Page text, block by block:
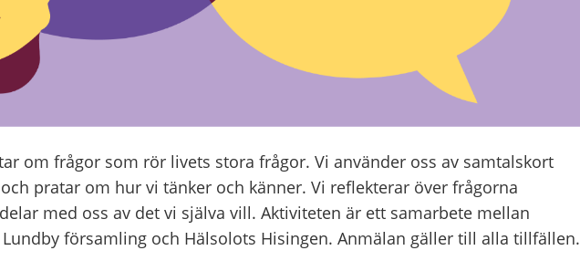
om frågor som rör livets stora frågor. Vi använder oss av samtalskort
pratar om hur vi tänker och känner. Vi reflekterar över frågorna
med oss av det vi själva vill. Aktiviteten är ett samarbete mellan
församling och Hälsolots Hisingen. Anmälan gäller till alla tillfällen.